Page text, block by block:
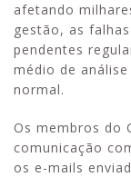
afetando
gestão, as
pendentes
médio de
normal.
Os membros do
comunicação
os e-mails